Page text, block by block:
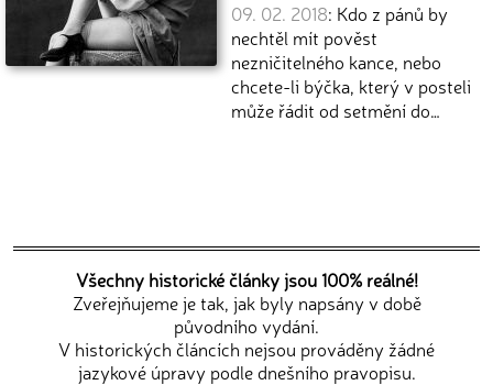
09. 02. 2018: Kdo z pánů by
nechtěl mít pověst
nezničitelného kance, nebo
chcete-li býčka, který v posteli
může řádit od setmění do…
Všechny historické články jsou 100% reálné!
Zveřejňujeme je tak, jak byly napsány v době
původního vydání.
V historických článcích nejsou prováděny žádné
jazykové úpravy podle dnešního pravopisu.